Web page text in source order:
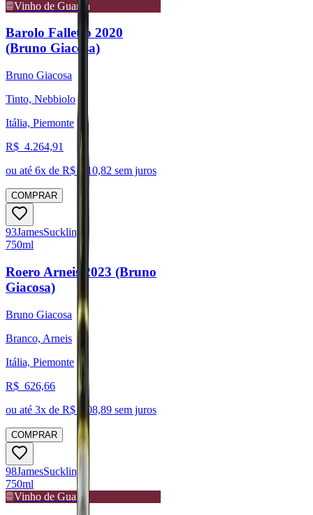
Vinho de Guarda
Barolo Falletto 2020
(Bruno Giacosa)
Bruno Giacosa
Tinto, Nebbiolo
Itália, Piemonte
R$ 4.264,91
ou até 6x de R$ 710,82 sem juros
COMPRAR
93JamesSuckling
750ml
Roero Arneis 2023 (Bruno
Giacosa)
Bruno Giacosa
Branco, Arneis
Itália, Piemonte
R$ 626,66
ou até 3x de R$ 208,89 sem juros
COMPRAR
98JamesSuckling
750ml
Vinho de Guarda